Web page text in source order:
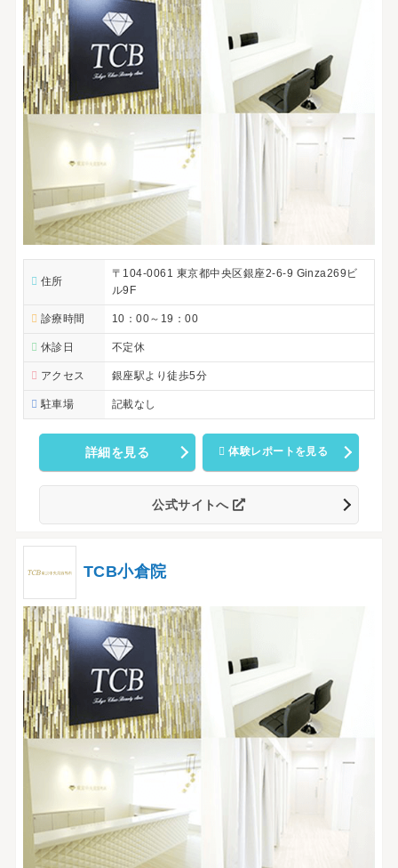
住所
〒104-0061 東京都中央区銀座2-6-9 Ginza269ビ
ル9F
診療時間 10：00～19：00
休診日 不定休
アクセス 銀座駅より徒歩5分
駐車場 記載なし
詳細を見る 体験レポートを見る
公式サイトへ
TCB小倉院